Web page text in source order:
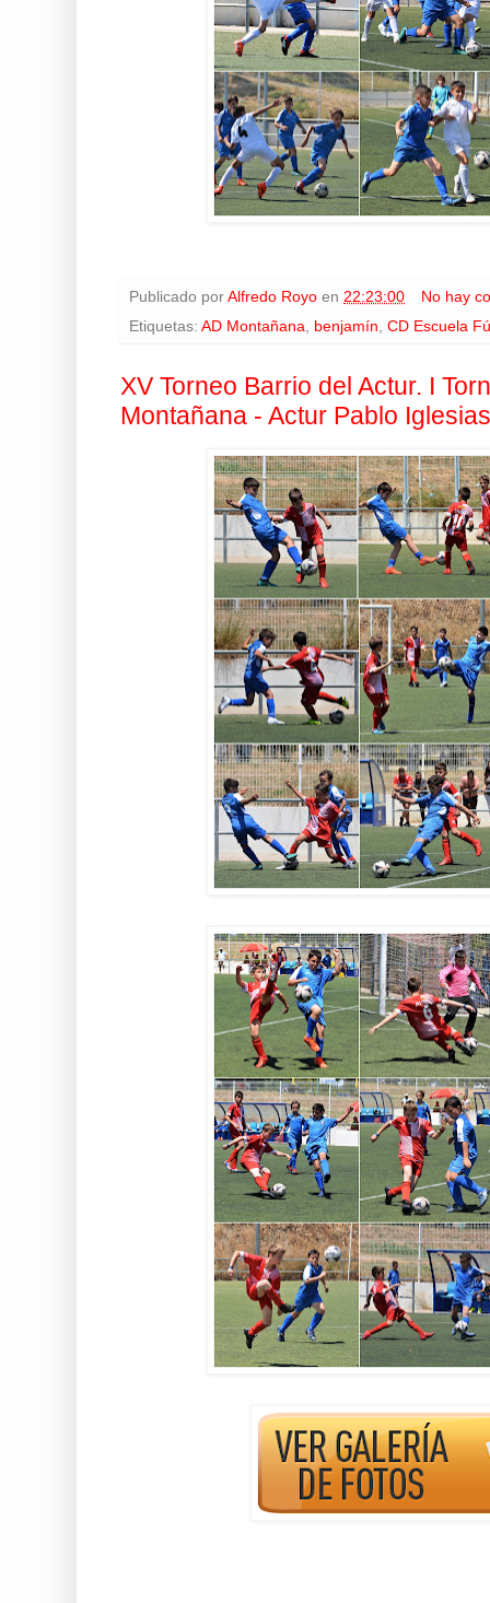
Publicado por Alfredo Royo en 22:23:00
No hay
Etiquetas: AD Montañana benjamín CD Escuela
XV Torneo Barrio del Actur. I
Montañana - Actur Pablo Iglesias